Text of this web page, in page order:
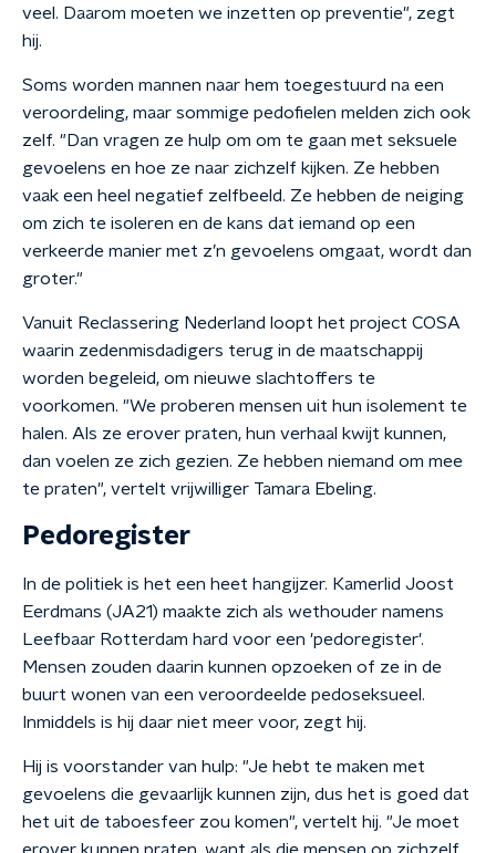
veel. Daarom moeten we inzetten op preventie", zegt
hij.
Soms worden mannen naar hem toegestuurd na een
veroordeling, maar sommige pedofielen melden zich ook
zelf. "Dan vragen ze hulp om om te gaan met seksuele
gevoelens en hoe ze naar zichzelf kijken. Ze hebben
vaak een heel negatief zelfbeeld. Ze hebben de neiging
om zich te isoleren en de kans dat iemand op een
verkeerde manier met z’n gevoelens omgaat, wordt dan
groter."
Vanuit Reclassering Nederland loopt het project COSA
waarin zedenmisdadigers terug in de maatschappij
worden begeleid, om nieuwe slachtoffers te
voorkomen. "We proberen mensen uit hun isolement te
halen. Als ze erover praten, hun verhaal kwijt kunnen,
dan voelen ze zich gezien. Ze hebben niemand om mee
te praten", vertelt vrijwilliger Tamara Ebeling.
Pedoregister
In de politiek is het een heet hangijzer. Kamerlid Joost
Eerdmans (JA21) maakte zich als wethouder namens
Leefbaar Rotterdam hard voor een 'pedoregister'.
Mensen zouden daarin kunnen opzoeken of ze in de
buurt wonen van een veroordeelde pedoseksueel.
Inmiddels is hij daar niet meer voor, zegt hij.
Hij is voorstander van hulp: "Je hebt te maken met
gevoelens die gevaarlijk kunnen zijn, dus het is goed dat
het uit de taboesfeer zou komen", vertelt hij. "Je moet